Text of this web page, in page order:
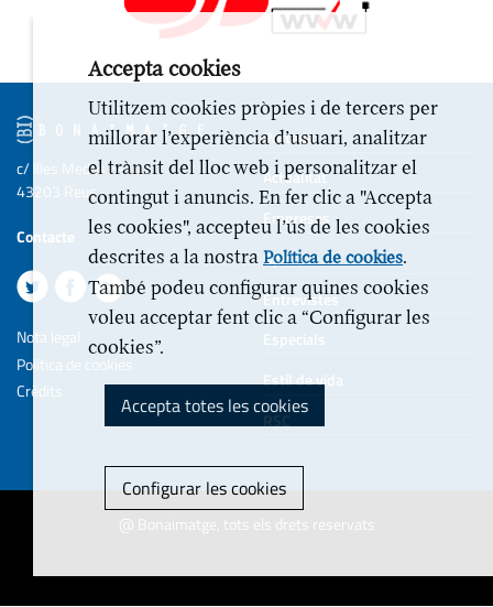
Portada
Actualitat
Empreses
Opinió
Entrevistes
Especials
Estil de vida
RSC
c/ Illes Medes 6-10
43203 Reus
Contacte
Nota legal
Politica de cookies
Crèdits
@ Bonaimatge, tots els drets reservats
Accepta cookies
Utilitzem cookies pròpies i de tercers per
millorar l’experiència d’usuari, analitzar
el trànsit del lloc web i personalitzar el
contingut i anuncis. En fer clic a "Accepta
les cookies", accepteu l’ús de les cookies
descrites a la nostra Política de cookies.
També podeu configurar quines cookies
voleu acceptar fent clic a “Configurar les
cookies”.
Accepta totes les cookies
Configurar les cookies